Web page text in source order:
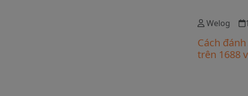
tiếp trên các
Tmall.com,...
Welog
Cách
trên 1688